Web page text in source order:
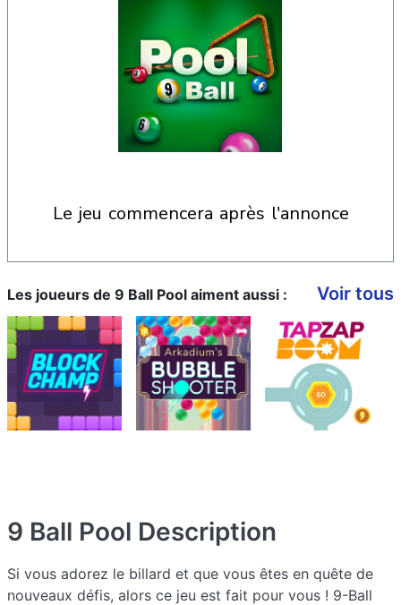
le jeu commencera après l'annonce
Les joueurs de 9 Ball Pool aiment aussi : Voir tous
9 Ball Pool Description
Si vous adorez le billard et que vous êtes en quête de
nouveaux défis, alors ce jeu est fait pour vous ! 9-Ball